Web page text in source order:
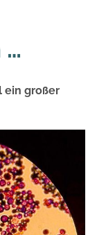
…
ein großer